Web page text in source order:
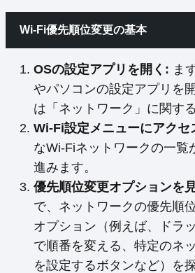
Wi-Fi優先順位変更の基本
OSの設定アプリを開く: ま
やパソコンの設定アプリを
は「ネットワーク」に関す
Wi-Fi設定メニューにアクセ
なWi-Fiネットワークの一覧
進みます。
優先順位変更オプションを
で、ネットワークの優先順
オプション（例えば、ドラ
で順番を変える、特定のネ
を設定するボタンなど）を